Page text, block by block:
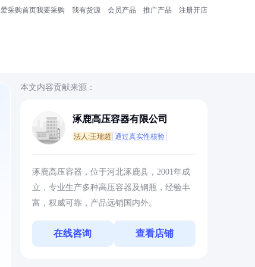
爱采购首页我要采购 我有货源 会员产品 推广产品 注册开店
本文内容贡献来源：
涿鹿高压容器有限公司
法人:王瑞超 通过真实性核验
涿鹿高压容器，位于河北涿鹿县，2001年成
立，专业生产多种高压容器及钢瓶，经验丰
富，权威可靠，产品远销国内外。
在线咨询 查看店铺